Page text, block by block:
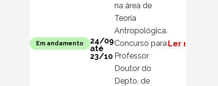
na área de
Teoria
Antropológica.
Em andamento
24/09
até
23/10
Concurso para
Professor
Doutor do
Depto. de
Ler mais